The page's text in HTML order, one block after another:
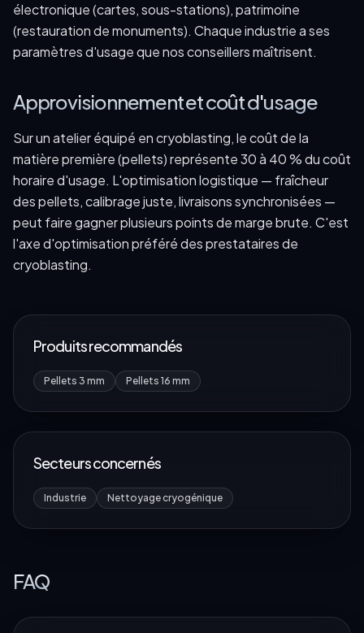
électronique (cartes, sous-stations), patrimoine
(restauration de monuments). Chaque industrie a ses
paramètres d'usage que nos conseillers maîtrisent.
Approvisionnement et coût d'usage
Sur un atelier équipé en cryoblasting, le coût de la
matière première (pellets) représente 30 à 40 % du coût
horaire d'usage. L'optimisation logistique — fraîcheur
des pellets, calibrage juste, livraisons synchronisées —
peut faire gagner plusieurs points de marge brute. C'est
l'axe d'optimisation préféré des prestataires de
cryoblasting.
Produits recommandés
Pellets 3 mm Pellets 16 mm
Secteurs concernés
Industrie Nettoyage cryogénique
FAQ